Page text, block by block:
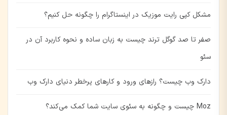
مشکل کپی رایت موزیک در اینستاگرام را چگونه حل کنیم؟
صفر تا صد گوگل ترند چیست به زبان ساده و نحوه کاربرد آن در
سئو
دارک وب چیست؟ رازهای ورود و کارهای پرخطر دنیای دارک وب
Moz چیست و چگونه به سئوی سایت شما کمک می‌کند؟